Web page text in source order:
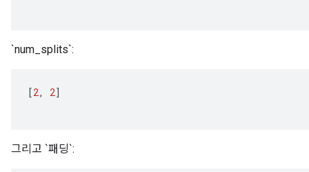
`num_splits`:
[2, 2]
그리고 `패딩`: